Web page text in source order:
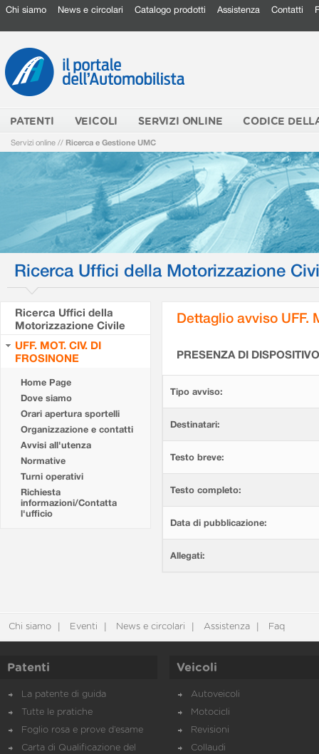
Chi siamo News e circolari Catalogo prodotti Assistenza Contatti
PATENTI VEICOLI SERVIZI ONLINE CODICE
Servizi online // Ricerca e Gestione UMC
Ricerca Uffici della Motorizzazione
Ricerca Uffici della
Motorizzazione Civile
UFF. MOT. CIV. DI
FROSINONE
Home Page
Dove siamo
Orari apertura sportelli
Organizzazione e contatti
Avvisi all'utenza
Normative
Turni operativi
Richiesta
informazioni/Contatta
l'ufficio
Dettaglio avviso UFF.
PRESENZA DI
Tipo avviso:
Destinatari:
Testo breve:
Testo completo:
Data di pubblicazione:
Allegati:
Chi siamo Eventi News e circolari Assistenza Faq
Patenti
La patente di guida
Tutte le pratiche
Foglio rosa e prove d’esame
Carta di Qualificazione del
Veicoli
Autoveicoli
Motocicli
Revisioni
Collaudi